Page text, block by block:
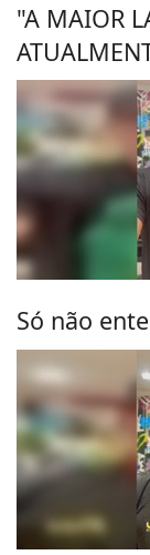
"A MAIOR
Só não